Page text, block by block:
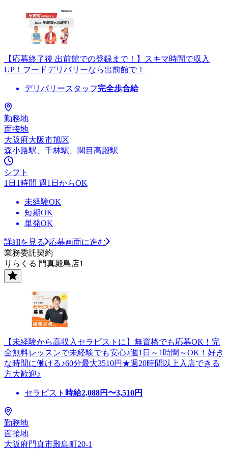
【応募終了後 出前館での登録まで！】スキマ時間で収入
UP！フードデリバリーなら出前館で！
デリバリースタッフ完全歩合給
勤務地
面接地
大阪府大阪市旭区
森小路駅、千林駅、関目高殿駅
シフト
1日1時間 週1日からOK
未経験OK
短期OK
単発OK
詳細を見る
応募画面に進む
業務委託契約
りらくる 門真殿島店1
【未経験から高収入セラピストに】無資格でも応募OK！完
全無料レッスンで未経験でも安心♪週1日～1時間～OK！好き
な時間に働ける♪60分最大3510円★週20時間以上入店できる
方大歓迎♪
セラピスト 時給2,088円〜3,510円
勤務地
面接地
大阪府門真市殿島町20-1